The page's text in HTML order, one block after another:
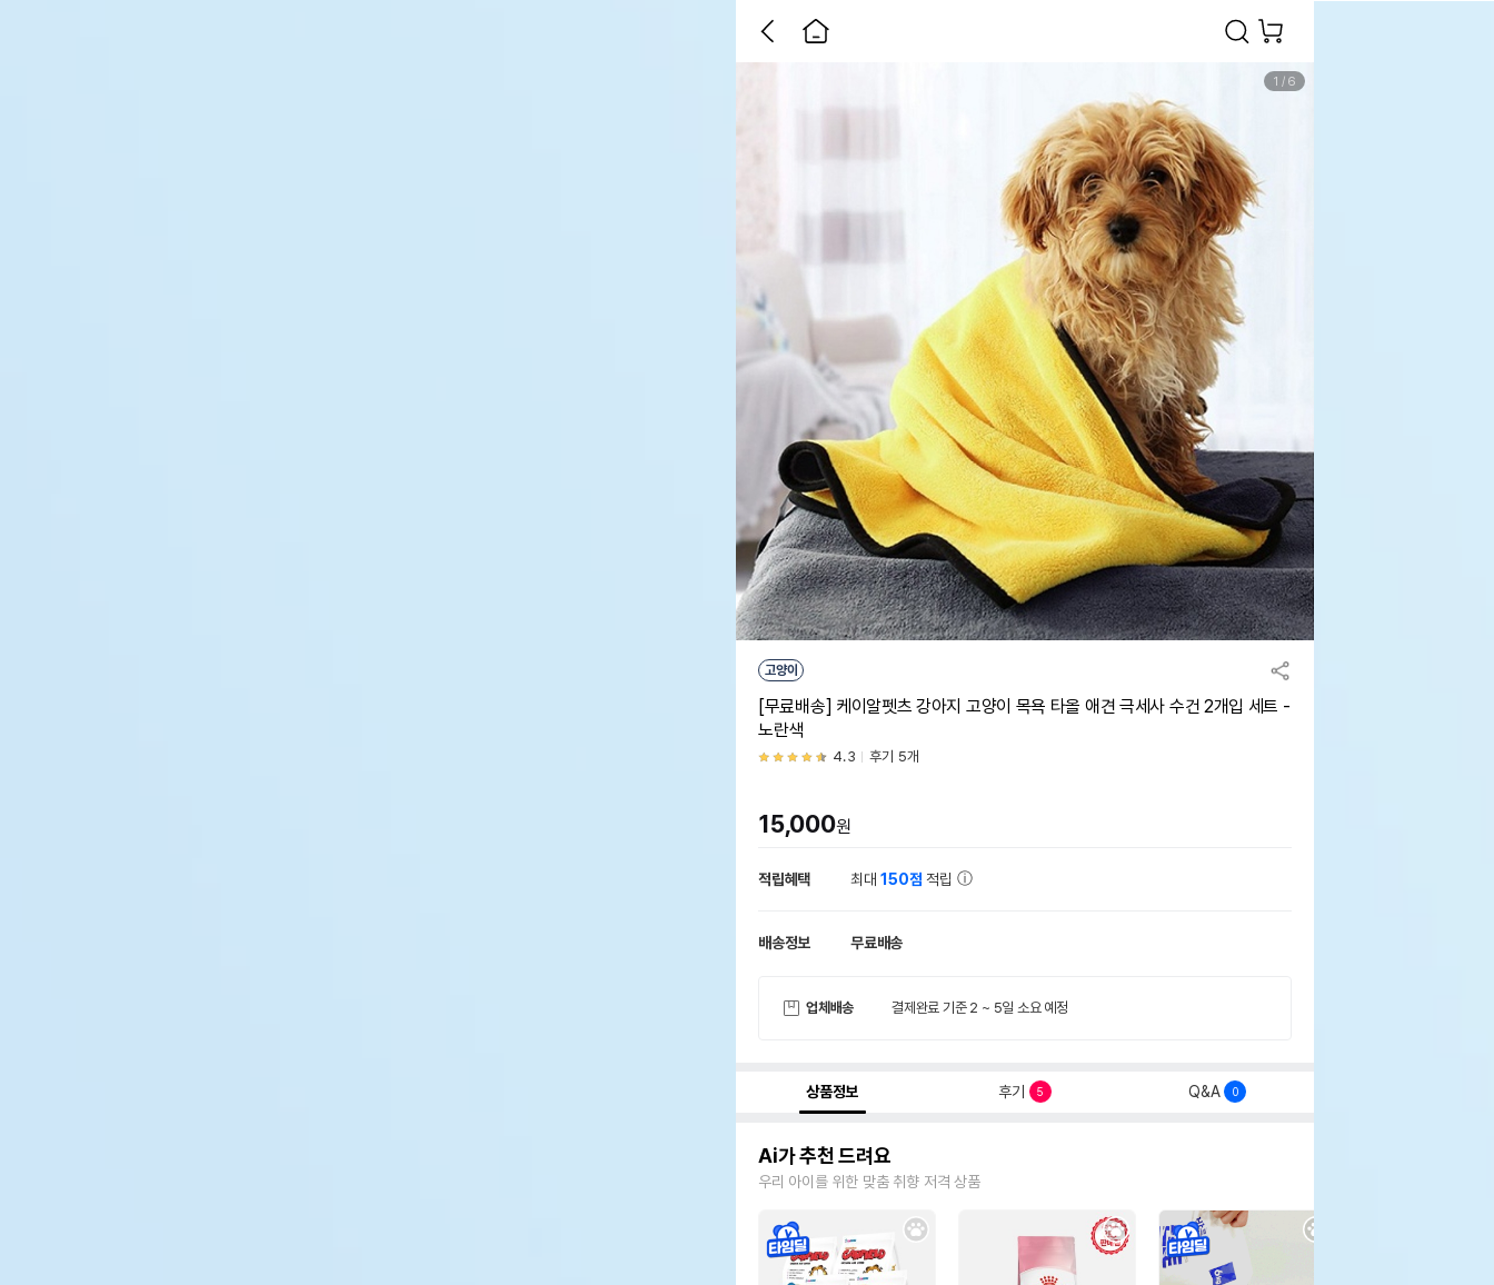
1 / 6
고양이
[무료배송] 케이알펫츠 강아지 고양이 목욕 타올 애견 극세사 수건 2개입 세트 -
노란색
4.3 후기 5개
15,000원
적립혜택 최대150점 적립
배송정보 무료배송
업체배송 결제완료 기준 2 ~ 5일 소요 예정
상품정보 후기 5 Q&A 0
Ai가 추천 드려요
우리 아이를 위한 맞춤 취향 저격 상품